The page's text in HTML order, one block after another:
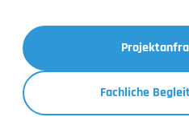
Fachliche